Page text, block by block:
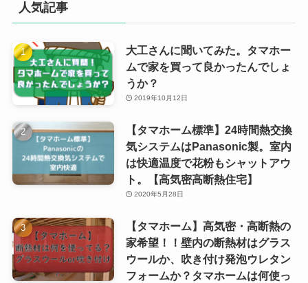
人気記事
大工さんに聞いてみた。タマホー
ムで家を買って良かったんでしょ
うか？
2019年10月12日
【タマホーム標準】24時間熱交換
気システムはPanasonic製。室内
は快適温度で花粉もシャットアウ
ト。【高気密高断熱住宅】
2020年5月28日
【タマホーム】高気密・高断熱の
家希望！！壁内の断熱材はグラス
ウールか、吹き付け発泡ウレタン
フォームか？タマホームは何使っ